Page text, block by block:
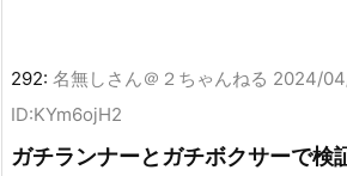
292: 名無しさん＠２ちゃんねる 2024/
ID:KYm6ojH2
ガチランナーとガチボクサーで検